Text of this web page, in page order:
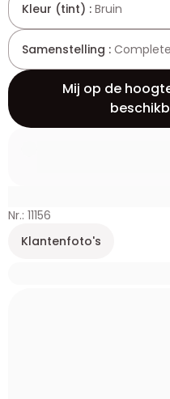
Kleur (tint) : Bruin
Samenstelling :
Mij op de
Nr.: 11156
Klantenfoto's